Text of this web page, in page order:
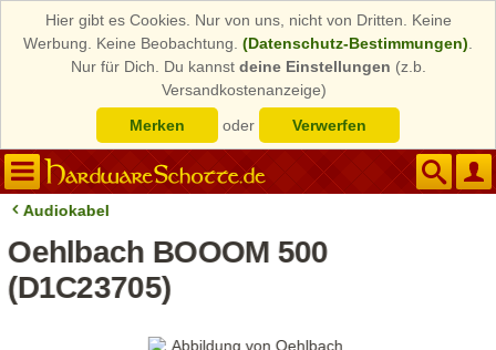
Hier gibt es Cookies. Nur von uns, nicht von Dritten. Keine
Werbung. Keine Beobachtung. (Datenschutz-Bestimmungen)
Nur für Dich. Du kannst deine Einstellungen (z.b.
Versandkostenanzeige)
Merken
oder Verwerfen
Audiokabel
Oehlbach BOOOM 500
(D1C23705)